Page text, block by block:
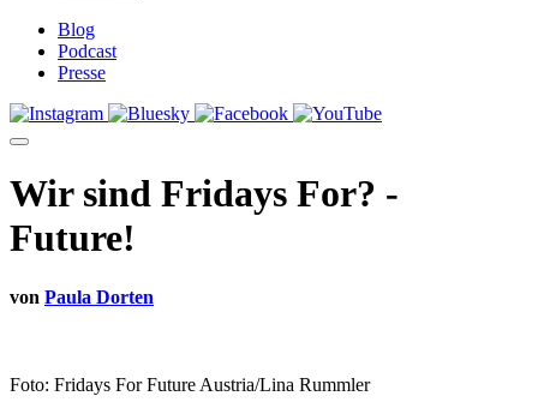
Blog
Podcast
Presse
Wir sind Fridays For? -
Future!
von Paula Dorten
Foto: Fridays For Future Austria/Lina Rummler